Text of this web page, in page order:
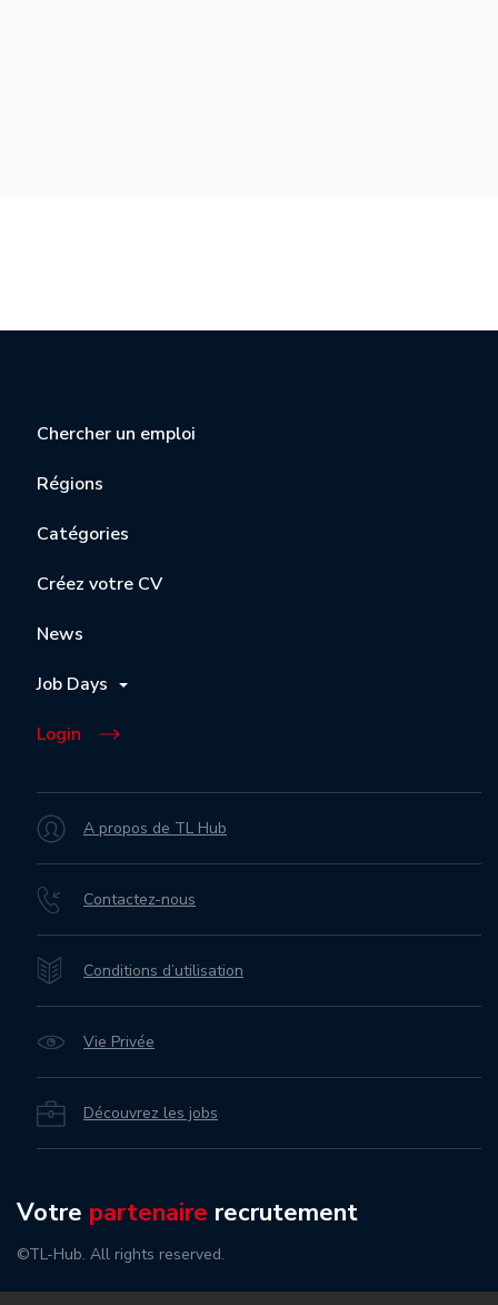
Chercher un emploi
Régions
Catégories
Créez votre CV
News
Job Days
Login
A propos de TL Hub
Contactez-nous
Conditions d’utilisation
Vie Privée
Découvrez les jobs
Votre partenaire recrutement
©TL-Hub. All rights reserved.